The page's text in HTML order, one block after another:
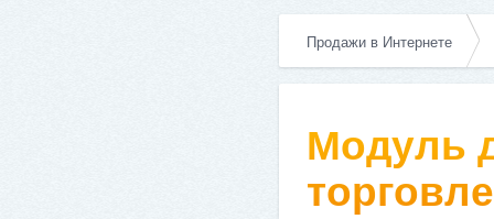
Продажи в Интернете
Модуль